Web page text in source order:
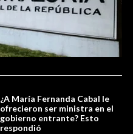
¿A María Fernanda Cabal le
ofrecieron ser ministra en el
gobierno entrante? Esto
respondió